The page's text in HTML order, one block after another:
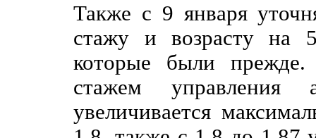
Также с 9 января
стажу и возрасту на
которые были
стажем
увеличивается